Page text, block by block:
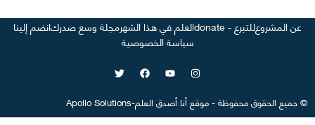
عن المشروعللتبرع - donate العلم في هذا الشهرمجلة وسع صدركانضم إلينا
سياسة الخصوصية
©جميع الحقوق محفوظة-موقع أنا أصدق العلم-
Apollo Solutions